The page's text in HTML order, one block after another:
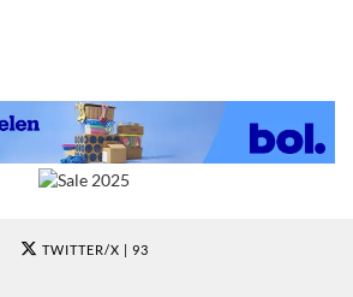
TWITTER/X | 93